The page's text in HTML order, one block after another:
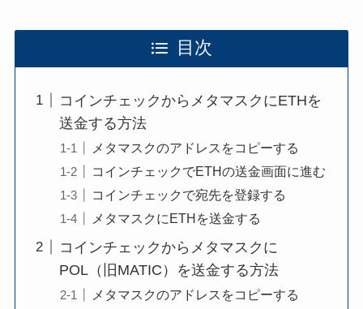
目次
コインチェックからメタマスクにETHを
送金する方法
メタマスクのアドレスをコピーする
コインチェックでETHの送金画面に進む
コインチェックで宛先を登録する
メタマスクにETHを送金する
コインチェックからメタマスクに
POL（旧MATIC）を送金する方法
メタマスクのアドレスをコピーする